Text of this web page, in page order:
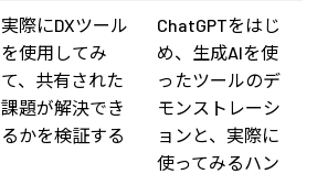
実際にDXツール
を使用してみ
て、共有された
課題が解決でき
るかを検証する
ChatGPTをはじ
め、生成AIを使
ったツールのデ
モンストレーシ
ョンと、実際に
使ってみるハン